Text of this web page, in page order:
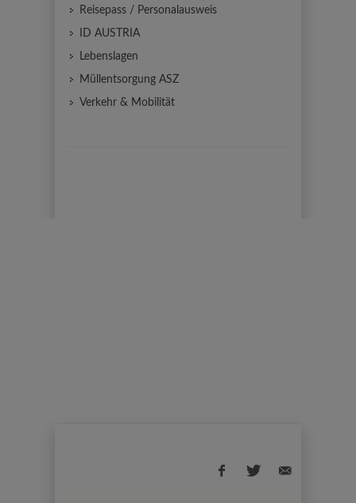
Reisepass / Personalausweis
ID AUSTRIA
Lebenslagen
Müllentsorgung ASZ
Verkehr & Mobilität